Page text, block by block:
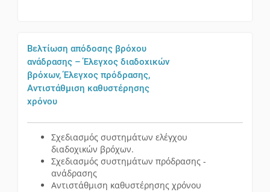
Βελτίωση απόδοσης βρόχου
ανάδρασης – Έλεγχος διαδοχικών
βρόχων, Έλεγχος πρόδρασης,
Αντιστάθμιση καθυστέρησης
χρόνου
Σχεδιασμός συστημάτων ελέγχου
διαδοχικών βρόχων.
Σχεδιασμός συστημάτων πρόδρασης -
ανάδρασης
Αντιστάθμιση καθυστέρησης χρόνου